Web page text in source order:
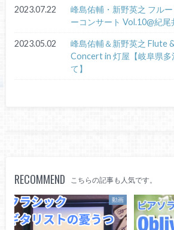
2023.07.22
峰島佑輔・新野英之 フル
ーコンサート Vol.10@紀
2023.05.02
峰島佑輔＆新野英之 Flute
Concert in 灯屋【岐阜県多
て】
RECOMMEND こちらの記事も人気です。
動画